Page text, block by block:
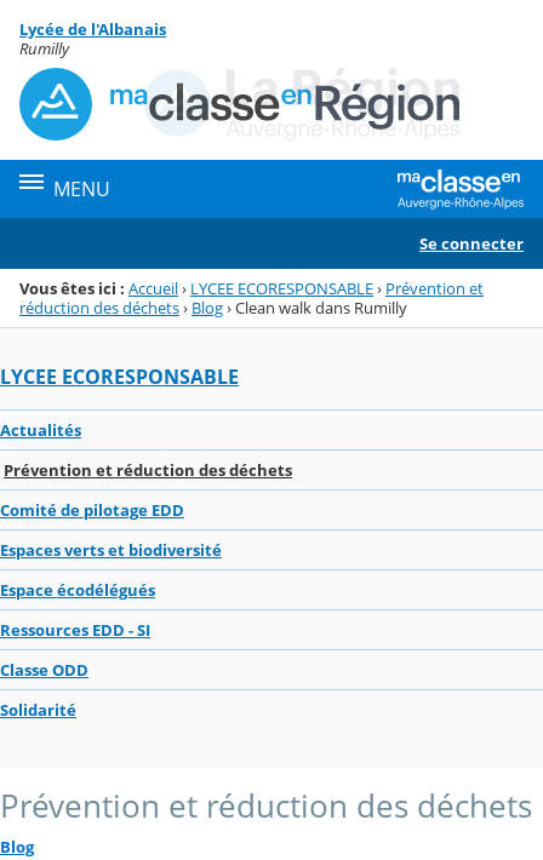
Menu de la rubrique
Contenu
Lycée de l'Albanais
Rumilly
MENU
Se connecter
Vous êtes ici : Accueil› LYCEE ECORESPONSABLE› Prévention et
réduction des déchets› Blog›Clean walk dans Rumilly
LYCEE ECORESPONSABLE
Actualités
Prévention et réduction des déchets
Comité de pilotage EDD
Espaces verts et biodiversité
Espace écodélégués
Ressources EDD - SI
Classe ODD
Solidarité
Prévention et réduction des déchets
Blog